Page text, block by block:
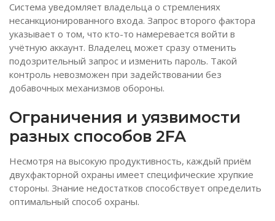
Система уведомляет владельца о стремлениях
несанкционированного входа. Запрос второго фактора
указывает о том, что кто-то намеревается войти в
учётную аккаунт. Владелец может сразу отменить
подозрительный запрос и изменить пароль. Такой
контроль невозможен при задействовании без
добавочных механизмов обороны.
Ограничения и уязвимости
разных способов 2FA
Несмотря на высокую продуктивность, каждый приём
двухфакторной охраны имеет специфические хрупкие
стороны. Знание недостатков способствует определить
оптимальный способ охраны.